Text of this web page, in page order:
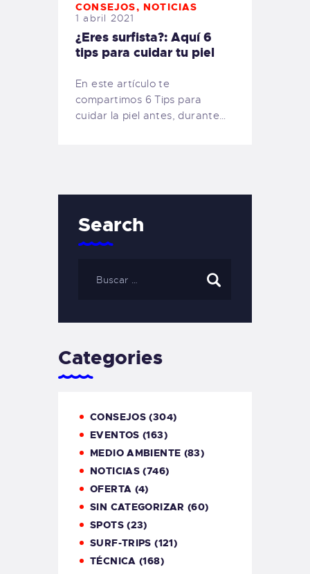
CONSEJOS, NOTICIAS
1 abril 2021
¿Eres surfista?: Aquí 6
tips para cuidar tu piel
En este artículo te
compartimos 6 Tips para
cuidar la piel antes, durante…
Search
Categories
CONSEJOS (304)
EVENTOS (163)
MEDIO AMBIENTE (83)
NOTICIAS (746)
OFERTA (4)
SIN CATEGORIZAR (60)
SPOTS(23)
SURF-TRIPS (121)
TÉCNICA (168)